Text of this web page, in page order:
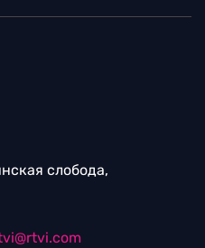
слобода,